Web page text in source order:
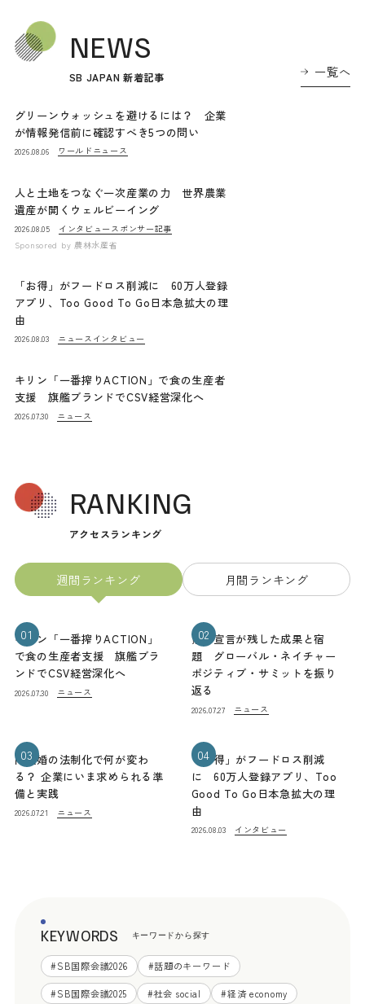
NEWS
SB JAPAN 新着記事 一覧へ
グリーンウォッシュを避けるには？ 企業
が情報発信前に確認すべき5つの問い
2026.08.06 ワールドニュース
人と土地をつなぐ一次産業の力 世界農業
遺産が開くウェルビーイング
2026.08.05 インタビュー スポンサー記事
Sponsored by 農林水産省
「お得」がフードロス削減に 60万人登録
アプリ、Too Good To Go日本急拡大の理
由
2026.08.03 ニュース インタビュー
キリン「一番搾りACTION」で食の生産者
支援 旗艦ブランドでCSV経営深化へ
2026.07.30 ニュース
RANKING
アクセスランキング
週間ランキング 月間ランキング
01
キリン「一番搾りACTION」
で食の生産者支援 旗艦ブラ
ンドでCSV経営深化へ
2026.07.30 ニュース
02
熊本宣言が残した成果と宿
題 グローバル・ネイチャー
ポジティブ・サミットを振り
返る
2026.07.27 ニュース
03
同性婚の法制化で何が変わ
る？ 企業にいま求められる準
備と実践
2026.07.21 ニュース
04
「お得」がフードロス削減
に 60万人登録アプリ、Too
Good To Go日本急拡大の理
由
2026.08.03 インタビュー
KEYWORDS キーワードから探す
#SB国際会議2026 #話題のキーワード
#SB国際会議2025 #社会 social #経済 economy